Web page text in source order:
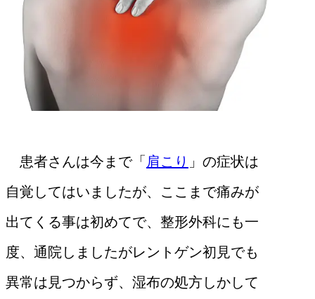
患者さんは今まで「 肩こり 」の症状は
自覚してはいましたが、ここまで痛みが
出てくる事は初めてで、整形外科にも一
度、通院しましたがレントゲン初見でも
異常は見つからず、湿布の処方しかして